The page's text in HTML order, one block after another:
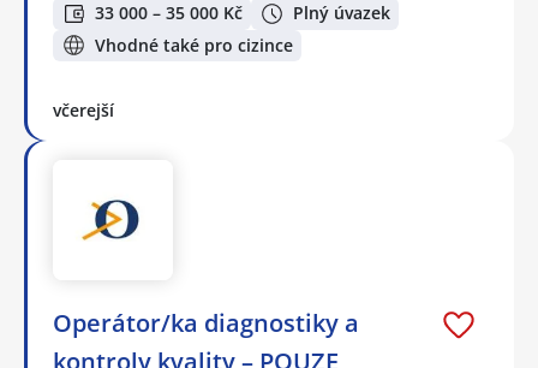
33 000 – 35 000 Kč
Plný úvazek
Vhodné také pro cizince
včerejší
Operátor/ka diagnostiky a